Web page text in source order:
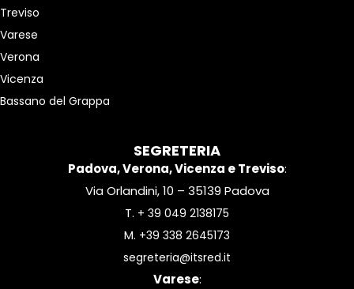
Treviso
Varese
Verona
Vicenza
Bassano del Grappa
SEGRETERIA
Padova, Verona, Vicenza e Treviso:
Via Orlandini, 10 – 35139 Padova
T. + 39 049 2138175
M. +39 338 2645173
segreteria@itsred.it
Varese: